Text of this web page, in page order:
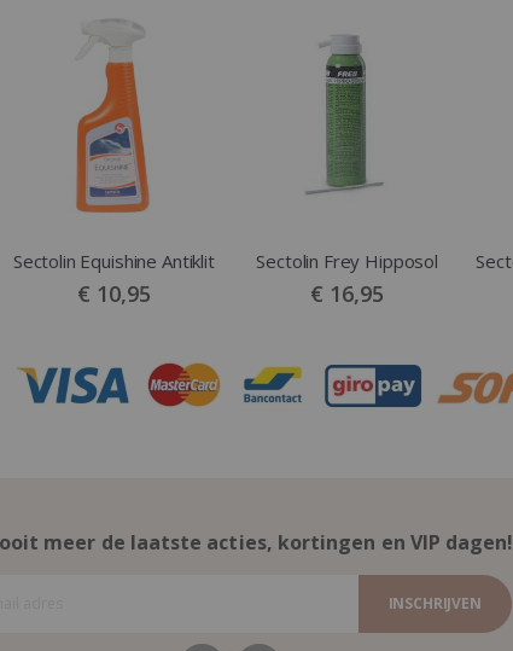
Sectolin Equishine Antiklit
€ 10,95
Sectolin Frey Hipposol
€ 16,95
meer de laatste acties, kortingen en VIP dagen!
INSCHRIJVEN